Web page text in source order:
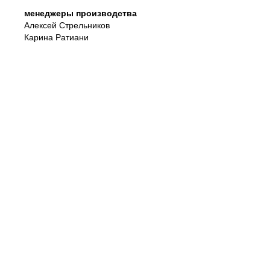
менеджеры производства
Алексей Стрельников
Карина Ратиани